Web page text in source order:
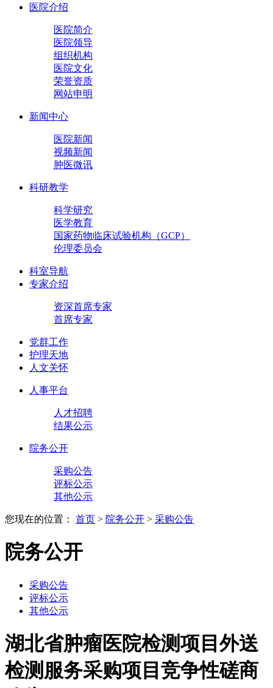
医院介绍
医院简介
医院领导
组织机构
医院文化
荣誉资质
网站申明
新闻中心
医院新闻
视频新闻
肿医微讯
科研教学
科学研究
医学教育
国家药物临床试验机构（GCP）
伦理委员会
科室导航
专家介绍
资深首席专家
首席专家
党群工作
护理天地
人文关怀
人事平台
人才招聘
结果公示
院务公开
采购公告
评标公示
其他公示
您现在的位置： 首页 > 院务公开 > 采购公告
院务公开
采购公告
评标公示
其他公示
湖北省肿瘤医院检测项目外送
检测服务采购项目竞争性磋商